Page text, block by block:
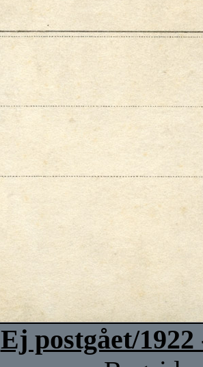
Ej postgået/